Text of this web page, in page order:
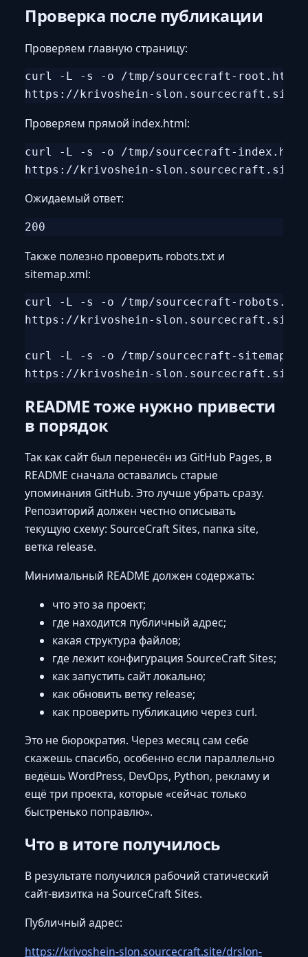
Проверка после публикации
Проверяем главную страницу:
curl -L -s -o /tmp/sourcecraft-root.html
Проверяем прямой index.html:
curl -L -s -o /tmp/sourcecraft-
Ожидаемый ответ:
Также полезно проверить robots.txt и
sitemap.xml:
curl -L -s -o /tmp/sourcecraft-
https://krivoshein-
curl -L -s -o /tmp/sourcecraft-
README тоже нужно привести
в порядок
Так как сайт был перенесён из GitHub Pages, в
README сначала оставались старые
упоминания GitHub. Это лучше убрать сразу.
Репозиторий должен честно описывать
текущую схему: SourceCraft Sites, папка site,
ветка release.
Минимальный README должен содержать:
что это за проект;
где находится публичный адрес;
какая структура файлов;
где лежит конфигурация SourceCraft Sites;
как запустить сайт локально;
как обновить ветку release;
как проверить публикацию через curl.
Это не бюрократия. Через месяц сам себе
скажешь спасибо, особенно если параллельно
ведёшь WordPress, DevOps, Python, рекламу и
ещё три проекта, которые «сейчас только
быстренько поправлю».
Что в итоге получилось
В результате получился рабочий статический
сайт-визитка на SourceCraft Sites.
Публичный адрес:
https://krivoshein-slon.sourcecraft.site/drslon-